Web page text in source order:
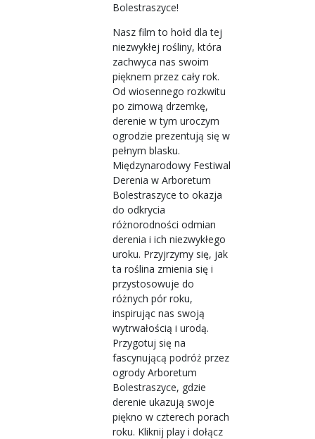
Bolestraszyce!
Nasz film to hołd dla tej
niezwykłej rośliny, która
zachwyca nas swoim
pięknem przez cały rok.
Od wiosennego rozkwitu
po zimową drzemkę,
derenie w tym uroczym
ogrodzie prezentują się w
pełnym blasku.
Międzynarodowy Festiwal
Derenia w Arboretum
Bolestraszyce to okazja
do odkrycia
różnorodności odmian
derenia i ich niezwykłego
uroku. Przyjrzymy się, jak
ta roślina zmienia się i
przystosowuje do
różnych pór roku,
inspirując nas swoją
wytrwałością i urodą.
Przygotuj się na
fascynującą podróż przez
ogrody Arboretum
Bolestraszyce, gdzie
derenie ukazują swoje
piękno w czterech porach
roku. Kliknij play i dołącz